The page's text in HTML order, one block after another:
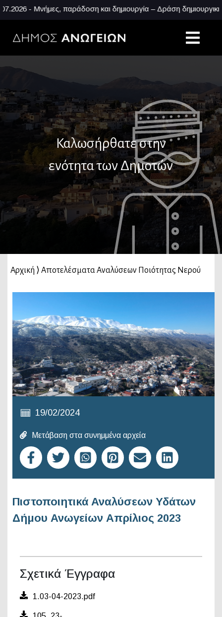
- Μνήμες, παράδοση και δημιουργία – Δράση δημιουργικής
Καλωσήρθατε στην
ενότητα των Δημοτών
Αρχική ⟩Αποτελέσματα Αναλύσεων Ποιότητας Νερού
19/02/2024
Μετάβαση στα συνημμένα αρχεία
Πιστοποιητικά Αναλύσεων Υδάτων
Δήμου Ανωγείων Απρίλιος 2023
Σχετικά Έγγραφα
1.03-04-2023.pdf